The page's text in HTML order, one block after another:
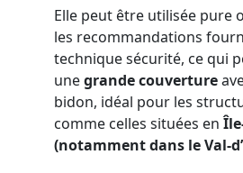
Elle peut être utilisée pure
les recommandations
technique sécurité, ce qui
unegrande couverture
bidon, idéal pour les
comme celles situées en
(notamment dans le Val-